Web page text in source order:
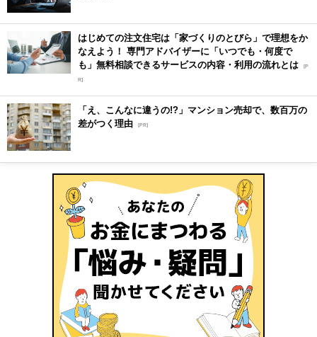
はじめての注文住宅は「家づくりのとびら」で理想をか
なえよう！ 専門アドバイザーに「いつでも・何度で
も」無料相談できるサービスの内容・利用の流れとは [P
R]
「え、こんなに違うの!?」マンション売却で、数百万の
差がつく理由 [PR]